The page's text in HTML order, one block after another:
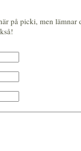
på picki, men lämnar